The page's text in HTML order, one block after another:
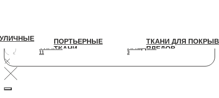
ПОРТЬЕРНЫЕ
ТКАНИ
11
ТКАНИ ДЛЯ ПОКРЫВАЛ И
ПЛЕДОВ
3
ПОРТЬЕРНЫЕ
ТКАНИ
ТКАНИ ДЛЯ
ПЛЕДОВ
УЛИЧНЫЕ